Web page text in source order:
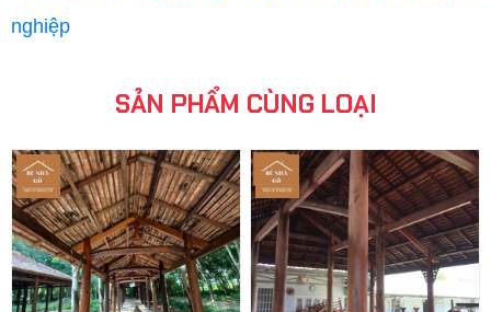
nghiệp
SẢN PHẨM CÙNG LOẠI